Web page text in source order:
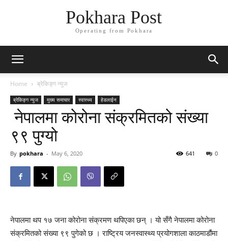
Pokhara Post
Operating from Pokhara
Home ब्रेकिङ्ग न्युज
ब्रेकिङ्ग न्युज मुख्य समाचार स्वास्थ्य हेडलाईन
नेपालमा कोरोना संक्रमितको संख्या
९९ पुग्यो
By pokhara - May 6, 2020 0
641
नेपालमा थप १७ जना कोरोना संक्रमण थपिएका छन् । यो सँगै नेपालमा कोरोना
संक्रमितको संख्या ९९ पुगेको छ । राष्ट्रिय जनस्वास्थ्य प्रयोगशाला काठमाडौंमा